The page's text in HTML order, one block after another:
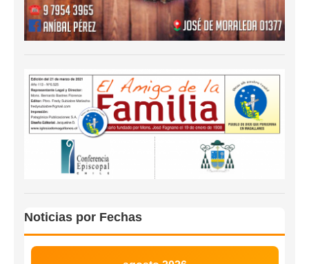
Noticias por Fechas